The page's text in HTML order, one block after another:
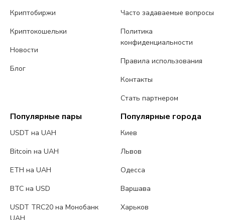
Криптобиржи
Криптокошельки
Новости
Блог
Часто задаваемые вопросы
Политика
конфиденциальности
Правила использования
Контакты
Стать партнером
Популярные пары
USDT на UAH
Bitcoin на UAH
ETH на UAH
BTC на USD
USDT TRC20 на Монобанк
Популярные города
Киев
Львов
Одесса
Варшава
Харьков